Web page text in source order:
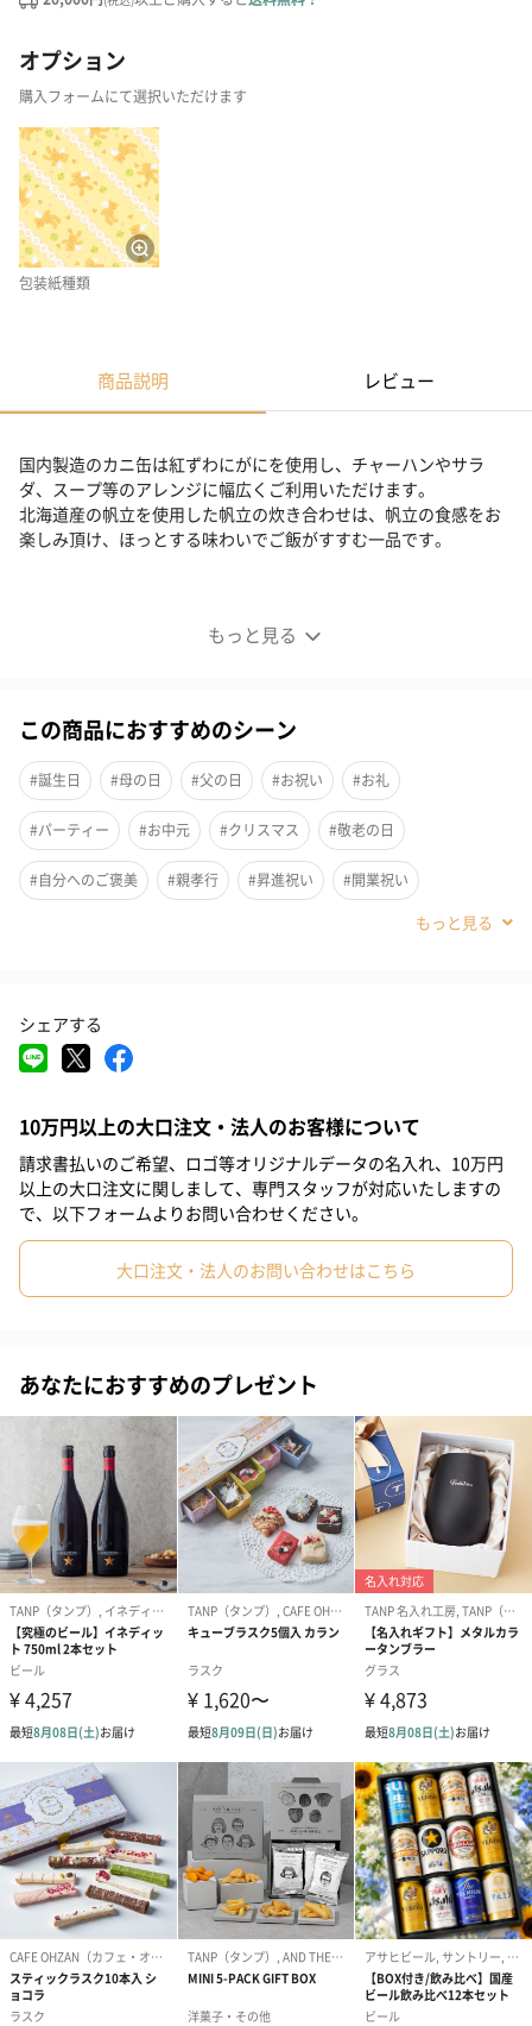
オプション
購入フォームにて選択いただけます
包装紙種類
商品説明 レビュー
もっと見る
国内製造のカニ缶は紅ずわにがにを使用し、チャーハンやサラ
ダ、スープ等のアレンジに幅広くご利用いただけます。
北海道産の帆立を使用した帆立の炊き合わせは、帆立の食感をお
楽しみ頂け、ほっとする味わいでご飯がすすむ一品です。
き合わせ」2点を詰め合わせたセット商品。
にも最適です。
いつもの食卓を贅沢に彩るギフトセットになっています。
商品詳細情報
外装サイズ
16cm×24.5cm×7cm
賞味期限／消
費期限
常温1年
アレルゲン情
報
小麦・かに
配送方法（常
温・冷凍・冷
蔵）
商品オプション情報
包装紙種類
この商品におすすめのシーン
#誕生日 #母の日 #父の日 #お祝い #お礼
#パーティー #お中元 #クリスマス #敬老の日
#自分へのご褒美 #親孝行 #昇進祝い #開業祝い
#親戚男性
#部下男性
#女子大学生
#上司女性 #祖父 #祖母 #母親 #父親 #妻
#女性 #男性 #男友達 #女友達 #彼氏 #10代
#20代前半 #20代後半 #30代 #40代
#80代 #90代
シェアする
10万円以上の大口注文・法人のお客様について
請求書払いのご希望、ロゴ等オリジナルデータの名入れ、10万円
以上の大口注文に関しまして、専門スタッフが対応いたしますの
で、以下フォームよりお問い合わせください。
大口注文・法人のお問い合わせはこちら
あなたにおすすめのプレゼント